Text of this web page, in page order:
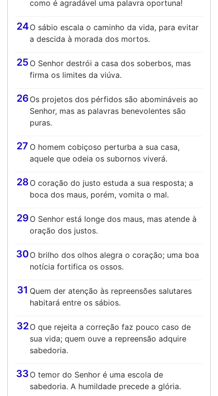
como é agradável uma palavra oportuna!
24O sábio escala o caminho da vida, para evitar
a descida à morada dos mortos.
25 O Senhor destrói a casa dos soberbos, mas
firma os limites da viúva.
26 Os projetos dos pérfidos são abomináveis ao
Senhor, mas as palavras benevolentes são
puras.
27 O homem cobiçoso perturba a sua casa,
aquele que odeia os subornos viverá.
28 O coração do justo estuda a sua resposta; a
boca dos maus, porém, vomita o mal.
29 O Senhor está longe dos maus, mas atende à
oração dos justos.
30O brilho dos olhos alegra o coração; uma boa
notícia fortifica os ossos.
31 Quem der atenção às repreensões salutares
habitará entre os sábios.
32O que rejeita a correção faz pouco caso de
sua vida; quem ouve a repreensão adquire
sabedoria.
33 O temor do Senhor é uma escola de
sabedoria. A humildade precede a glória.